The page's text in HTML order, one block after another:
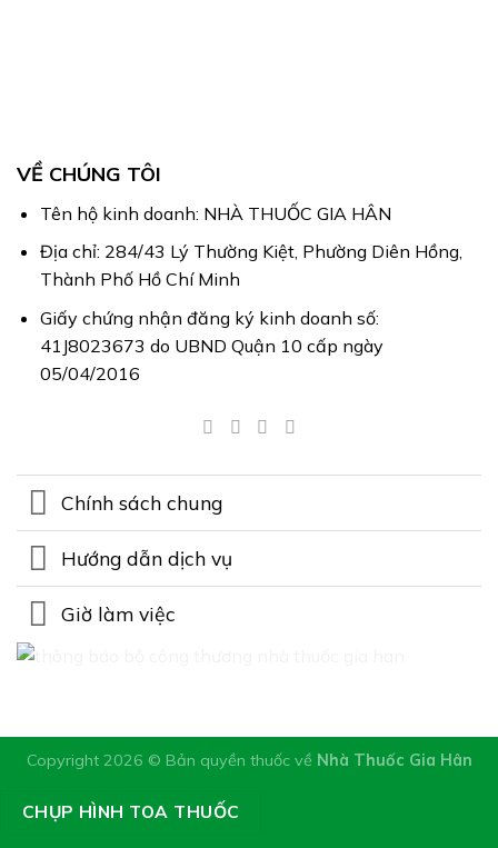
VỀ CHÚNG TÔI
Tên hộ kinh doanh: NHÀ THUỐC GIA HÂN
Địa chỉ: 284/43 Lý Thường Kiệt, Phường Diên Hồng,
Thành Phố Hồ Chí Minh
Giấy chứng nhận đăng ký kinh doanh số:
41J8023673 do UBND Quận 10 cấp ngày
05/04/2016
Chính sách chung
Hướng dẫn dịch vụ
Giờ làm việc
Copyright 2026 © Bản quyền thuốc về Nhà Thuốc Gia Hân
CHỤP HÌNH TOA THUỐC